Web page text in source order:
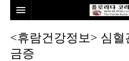
본사소개
<휴람건강정보> 심
금증